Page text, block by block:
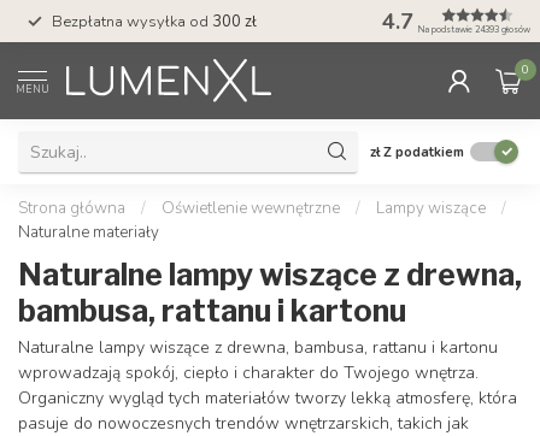
Bezpłatna wysyłka od 300 zł Profesjonalna
4.7 Na podstawie 24393 głosów
MENU
0
złZ podatkiem
Strona główna / Oświetlenie wewnętrzne / Lampy wiszące
/
Naturalne materiały
Naturalne lampy wiszące z drewna,
bambusa, rattanu i kartonu
Naturalne lampy wiszące z drewna, bambusa, rattanu i kartonu
wprowadzają spokój, ciepło i charakter do Twojego wnętrza.
Organiczny wygląd tych materiałów tworzy lekką atmosferę, która
pasuje do nowoczesnych trendów wnętrzarskich, takich jak